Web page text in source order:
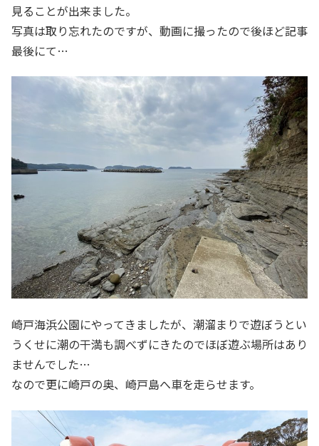
見ることが出来ました。
写真は取り忘れたのですが、動画に撮ったので後ほど記事
最後にて…
崎戸海浜公園にやってきましたが、潮溜まりで遊ぼうとい
うくせに潮の干満も調べずにきたのでほぼ遊ぶ場所はあり
ませんでした…
なので更に崎戸の奥、崎戸島へ車を走らせます。